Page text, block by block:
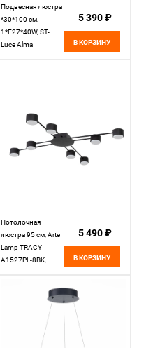
Подвесная люстра
*30*100 см,
1*E27*40W, ST-
Luce Alma
5 390 ₽
В КОРЗИНУ
Потолочная
люстра 95 см, Arte
Lamp TRACY
A1527PL-8BK,
5 490 ₽
В КОРЗИНУ